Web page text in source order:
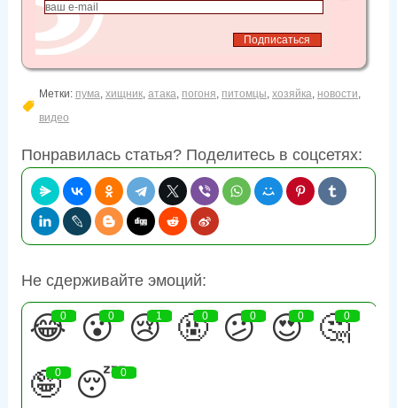
Метки: пума, хищник, атака, погоня, питомцы, хозяйка, новости,
видео
Понравилась статья? Поделитесь в соцсетях:
Не сдерживайте эмоций:
😂
0 😮
0 😢
1 🤬
0 😕
0 😍
0 🤔
0
🤪
0 😴
0